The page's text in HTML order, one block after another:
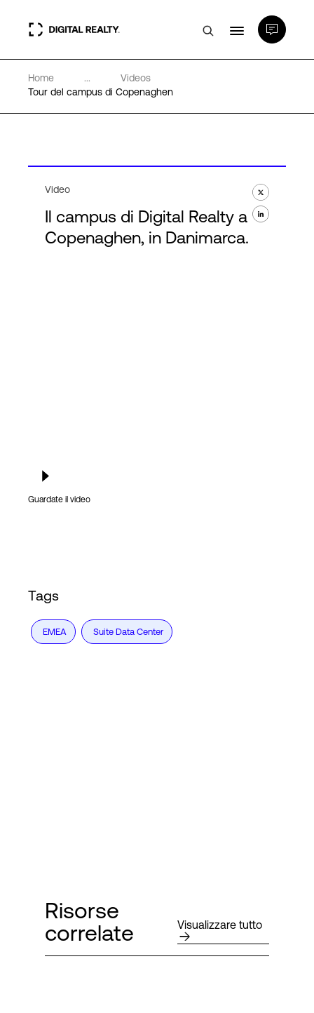
Data center
Competenze e Risorse
Home ...
Videos
Tour del campus di Copenaghen
Video
Il campus di Digital Realty a
Copenaghen, in Danimarca.
Guardate il video
Tags
EMEA Suite Data Center
Risorse
correlate
Visualizzare tutto